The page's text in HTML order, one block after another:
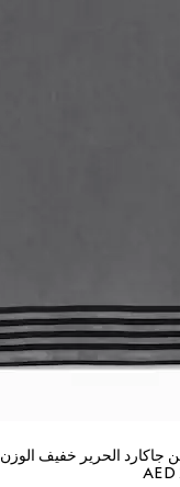
جاكارد الحرير خفيف الوزن
AED